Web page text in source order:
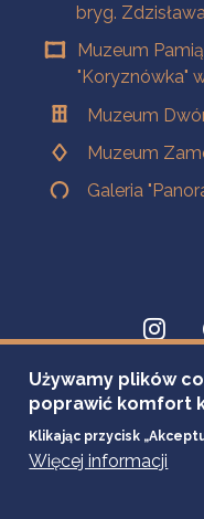
bryg.
Muzeum
"Koryznówka"
Muzeum
Muzeum
Galeria
Używamy plików
poprawić komfort
Klikając przycisk
Więcej informacji